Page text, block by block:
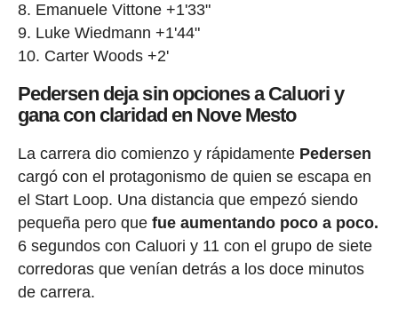
Emanuele Vittone +1'33"
Luke Wiedmann +1'44"
Carter Woods +2'
Pedersen deja sin opciones a Caluori y
gana con claridad en Nove Mesto
La carrera dio comienzo y rápidamente Pedersen
cargó con el protagonismo de quien se escapa en
el Start Loop. Una distancia que empezó siendo
pequeña pero quefue aumentando poco a poco.
6 segundos con Caluori y 11 con el grupo de siete
corredoras que venían detrás a los doce minutos
de carrera.